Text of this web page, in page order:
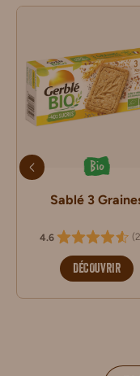
Bio
Sablé 3
4.6 (
DÉCOUVRIR